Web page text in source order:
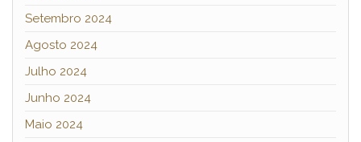
Setembro 2024
Agosto 2024
Julho 2024
Junho 2024
Maio 2024